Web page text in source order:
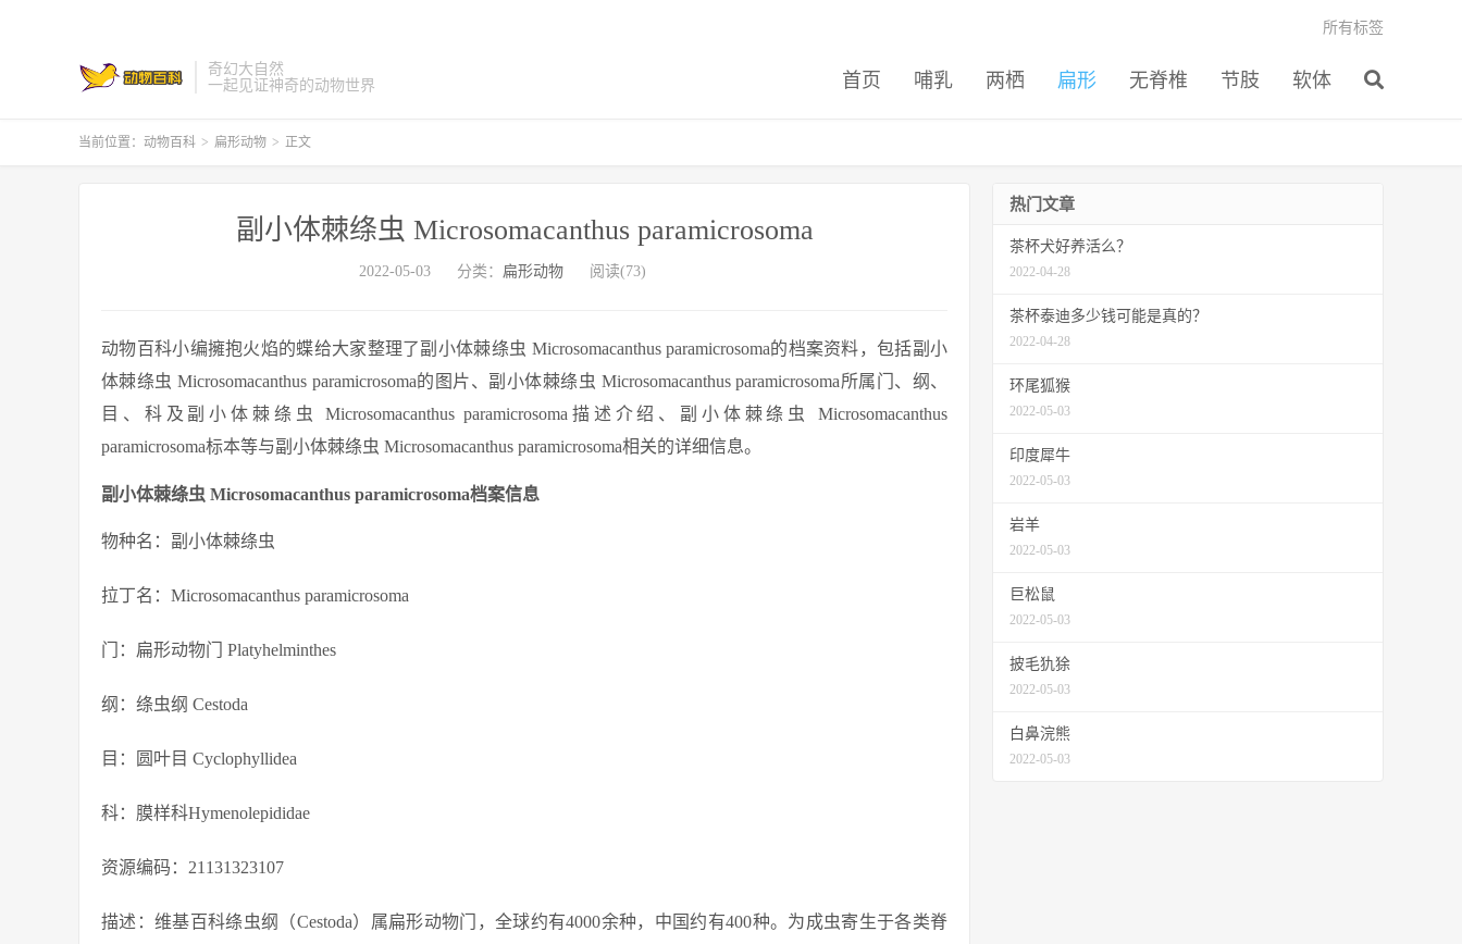
奇幻大自然
一起见证神奇的动物世界
首页 哺乳 两栖 扁形 无脊椎 节肢 软体
所有标签
当前位置： 动物百科 > 扁形动物 > 正文
副小体棘绦虫 Microsomacanthus paramicrosoma
2022-05-03 分类： 扁形动物 阅读(73)
动物百科小编擁抱火焰的蝶给大家整理了副小体棘绦虫 Microsomacanthus paramicrosoma的档案资料，包括副小
体棘绦虫 Microsomacanthus paramicrosoma的图片、副小体棘绦虫 Microsomacanthus paramicrosoma所属门、纲、
目、科及副小体棘绦虫 Microsomacanthus paramicrosoma描述介绍、副小体棘绦虫 Microsomacanthus
paramicrosoma标本等与副小体棘绦虫 Microsomacanthus paramicrosoma相关的详细信息。
副小体棘绦虫 Microsomacanthus paramicrosoma档案信息
物种名：副小体棘绦虫
拉丁名：Microsomacanthus paramicrosoma
门：扁形动物门 Platyhelminthes
纲：绦虫纲 Cestoda
目：圆叶目 Cyclophyllidea
科：膜样科Hymenolepididae
资源编码：21131323107
描述：维基百科绦虫纲（Cestoda）属扁形动物门，全球约有4000余种，中国约有400种。为成虫寄生于各类脊
热门文章
茶杯犬好养活么？
2022-04-28
茶杯泰迪多少钱可能是真的？
2022-04-28
环尾狐猴
2022-05-03
印度犀牛
2022-05-03
岩羊
2022-05-03
巨松鼠
2022-05-03
披毛犰狳
2022-05-03
白鼻浣熊
2022-05-03